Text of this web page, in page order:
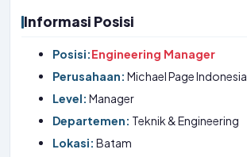
Informasi Posisi
Posisi:Engineering Manager
Perusahaan: Michael Page Indonesia
Level: Manager
Departemen: Teknik & Engineering
Lokasi: Batam